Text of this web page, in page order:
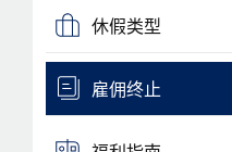
休假类型
雇佣终止